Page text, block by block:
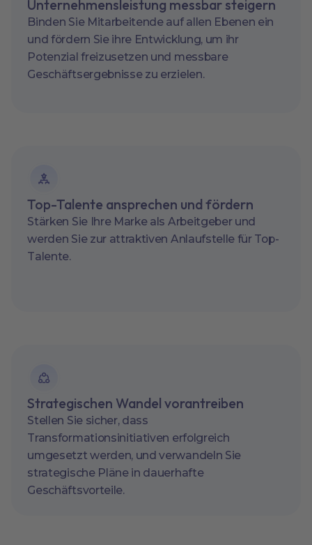
Unternehmensleistung messbar steigern
Binden Sie Mitarbeitende auf allen Ebenen ein
und fördern Sie ihre Entwicklung, um ihr
Potenzial freizusetzen und messbare
Geschäftsergebnisse zu erzielen.
Top-Talente ansprechen und fördern
Stärken Sie Ihre Marke als Arbeitgeber und
werden Sie zur attraktiven Anlaufstelle für Top-
Talente.
Strategischen Wandel vorantreiben
Stellen Sie sicher, dass
Transformationsinitiativen erfolgreich
umgesetzt werden, und verwandeln Sie
strategische Pläne in dauerhafte
Geschäftsvorteile.